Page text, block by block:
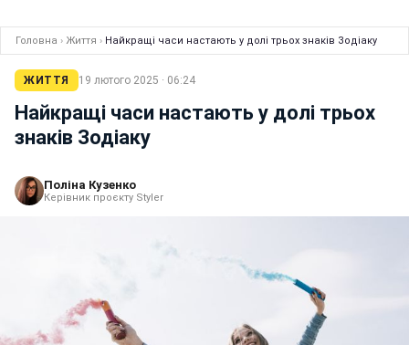
Головна › Життя › Найкращі часи настають у долі трьох знаків Зодіаку
ЖИТТЯ 19 лютого 2025 · 06:24
Найкращі часи настають у долі трьох
знаків Зодіаку
Поліна Кузенко
Керівник проєкту Styler